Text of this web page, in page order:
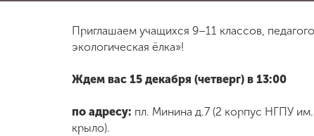
Обучение
Приглашаем учащихся 9–11 классов,
экологическая ёлка»!
Ждем вас 15 декабря (четверг) в 13:00
по адресу: пл. Минина д.7 (2 корпус НГПУ
крыло).